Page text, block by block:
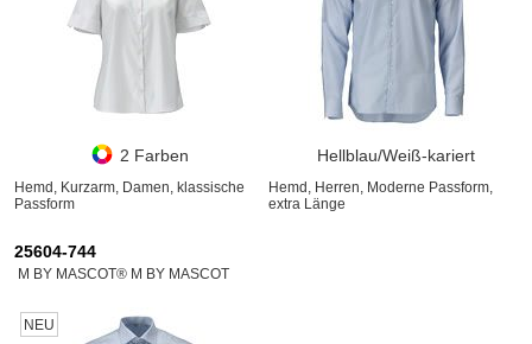
2 Farben
Hemd, Kurzarm, Damen, klassische
Passform
Hellblau/Weiß-kariert
Hemd, Herren, Moderne Passform,
extra Länge
25604-744
M BY MASCOT® M BY MASCOT
NEU